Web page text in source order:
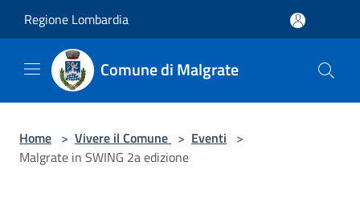
Regione Lombardia
Comune di Malgrate
Home > Vivere il Comune > Eventi >
Malgrate in SWING 2a edizione